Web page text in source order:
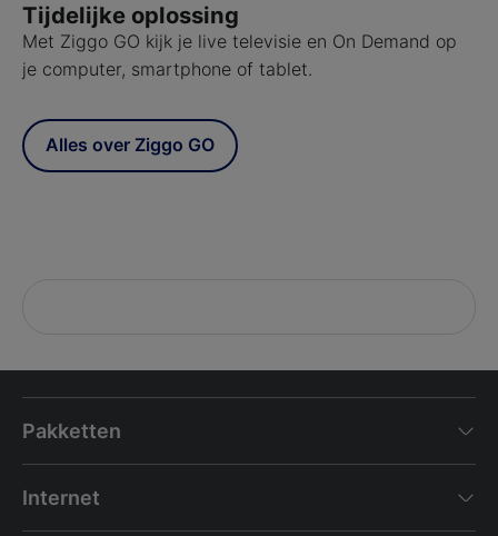
Tijdelijke oplossing
Met Ziggo GO kijk je live televisie en On Demand op
je computer, smartphone of tablet.
Alles over Ziggo GO
Pakketten
Internet